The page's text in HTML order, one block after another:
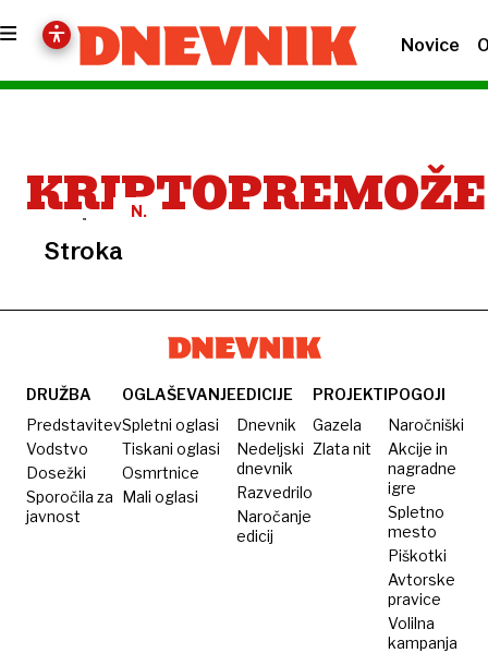
Novice
N.
Stroka
DRUŽBA
Predstavitev
Vodstvo
Dosežki
Sporočila za
javnost
OGLAŠEVANJE
Spletni oglasi
Tiskani oglasi
Osmrtnice
Mali oglasi
EDICIJE
Dnevnik
Nedeljski
dnevnik
Razvedrilo
Naročanje
edicij
PROJEKTI
Gazela
Zlata nit
POGOJI
Naročniški
Akcije in
nagradne
igre
Spletno
mesto
Piškotki
Avtorske
pravice
Volilna
kampanja